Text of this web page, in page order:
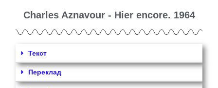
Charles Aznavour - Hier encore. 1964
Текст
Переклад